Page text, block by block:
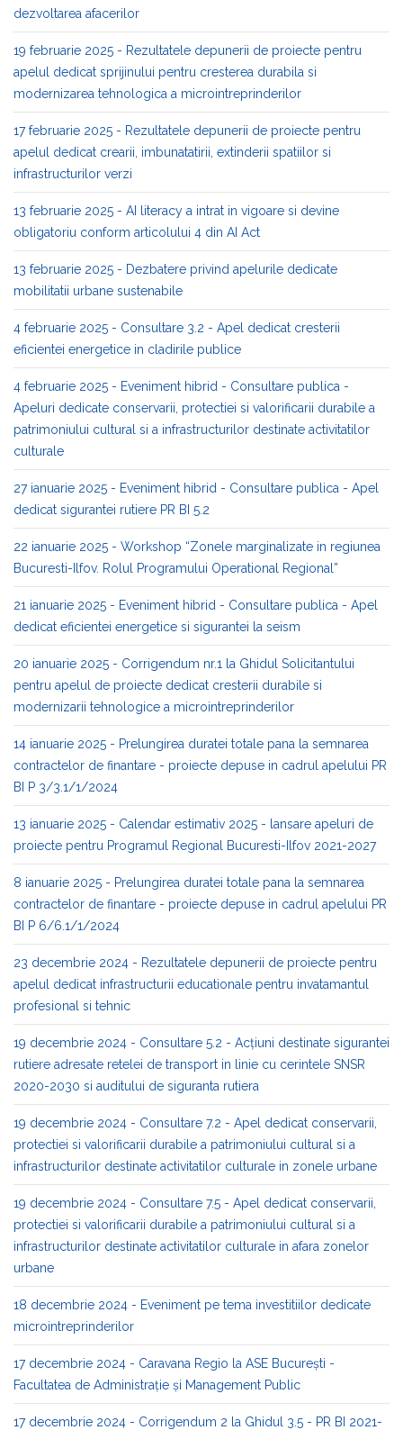
dezvoltarea afacerilor
19 februarie 2025 - Rezultatele depunerii de proiecte pentru
apelul dedicat sprijinului pentru cresterea durabila si
modernizarea tehnologica a microintreprinderilor
17 februarie 2025 - Rezultatele depunerii de proiecte pentru
apelul dedicat crearii, imbunatatirii, extinderii spatiilor si
infrastructurilor verzi
13 februarie 2025 - AI literacy a intrat in vigoare si devine
obligatoriu conform articolului 4 din AI Act
13 februarie 2025 - Dezbatere privind apelurile dedicate
mobilitatii urbane sustenabile
4 februarie 2025 - Consultare 3.2 - Apel dedicat cresterii
eficientei energetice in cladirile publice
4 februarie 2025 - Eveniment hibrid - Consultare publica -
Apeluri dedicate conservarii, protectiei si valorificarii durabile a
patrimoniului cultural si a infrastructurilor destinate activitatilor
culturale
27 ianuarie 2025 - Eveniment hibrid - Consultare publica - Apel
dedicat sigurantei rutiere PR BI 5.2
22 ianuarie 2025 - Workshop “Zonele marginalizate in regiunea
Bucuresti-Ilfov. Rolul Programului Operational Regional”
21 ianuarie 2025 - Eveniment hibrid - Consultare publica - Apel
dedicat eficientei energetice si sigurantei la seism
20 ianuarie 2025 - Corrigendum nr.1 la Ghidul Solicitantului
pentru apelul de proiecte dedicat cresterii durabile si
modernizarii tehnologice a microintreprinderilor
14 ianuarie 2025 - Prelungirea duratei totale pana la semnarea
contractelor de finantare - proiecte depuse in cadrul apelului PR
BI P 3/3.1/1/2024
13 ianuarie 2025 - Calendar estimativ 2025 - lansare apeluri de
proiecte pentru Programul Regional Bucuresti-Ilfov 2021-2027
8 ianuarie 2025 - Prelungirea duratei totale pana la semnarea
contractelor de finantare - proiecte depuse in cadrul apelului PR
BI P 6/6.1/1/2024
23 decembrie 2024 - Rezultatele depunerii de proiecte pentru
apelul dedicat infrastructurii educationale pentru invatamantul
profesional si tehnic
19 decembrie 2024 - Consultare 5.2 - Acțiuni destinate sigurantei
rutiere adresate retelei de transport in linie cu cerintele SNSR
2020-2030 si auditului de siguranta rutiera
19 decembrie 2024 - Consultare 7.2 - Apel dedicat conservarii,
protectiei si valorificarii durabile a patrimoniului cultural si a
infrastructurilor destinate activitatilor culturale in zonele urbane
19 decembrie 2024 - Consultare 7.5 - Apel dedicat conservarii,
protectiei si valorificarii durabile a patrimoniului cultural si a
infrastructurilor destinate activitatilor culturale in afara zonelor
urbane
18 decembrie 2024 - Eveniment pe tema investitiilor dedicate
microintreprinderilor
17 decembrie 2024 - Caravana Regio la ASE București -
Facultatea de Administrație și Management Public​
17 decembrie 2024 - Corrigendum 2 la Ghidul 3.5 - PR BI 2021-